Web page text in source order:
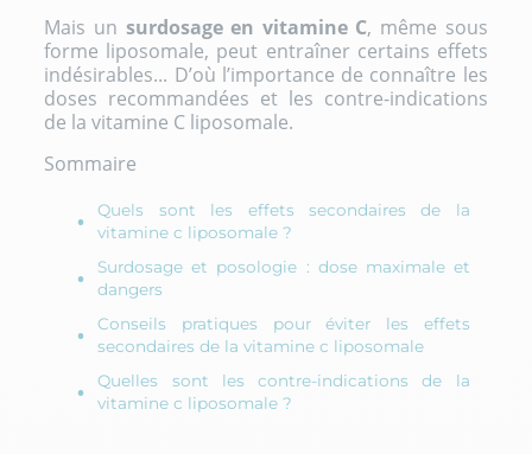
Mais un surdosage en vitamine C, même sous
forme liposomale, peut entraîner certains effets
indésirables... D’où l’importance de connaître les
doses recommandées et les contre-indications
de la vitamine C liposomale.
Sommaire
Quels sont les effets secondaires de la
vitamine c liposomale ?
Surdosage et posologie : dose maximale et
dangers
Conseils pratiques pour éviter les effets
secondaires de la vitamine c liposomale
Quelles sont les contre-indications de la
vitamine c liposomale ?